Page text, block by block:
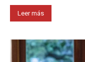
Leer más